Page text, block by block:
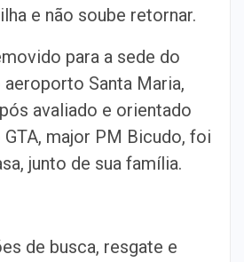
e não soube retornar.
para a sede do
aeroporto Santa Maria,
avaliado e orientado
major PM Bicudo, foi
junto de sua família.
de busca, resgate e